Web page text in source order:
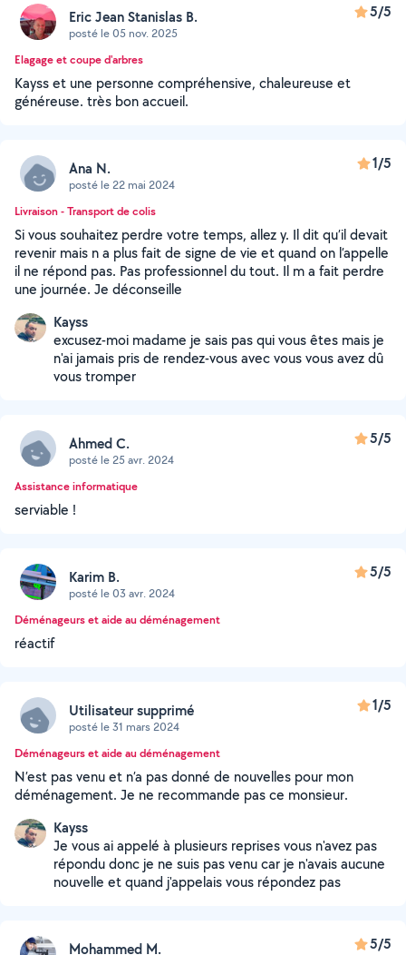
Eric Jean Stanislas B.
posté le 05 nov. 2025
5/5
Elagage et coupe d'arbres
Kayss et une personne compréhensive, chaleureuse et
généreuse. très bon accueil.
Ana N.
posté le 22 mai 2024
1/5
Livraison - Transport de colis
Si vous souhaitez perdre votre temps, allez y. Il dit qu’il devait
revenir mais n a plus fait de signe de vie et quand on l’appelle
il ne répond pas. Pas professionnel du tout. Il m a fait perdre
une journée. Je déconseille
Kayss
excusez-moi madame je sais pas qui vous êtes mais je
n'ai jamais pris de rendez-vous avec vous vous avez dû
vous tromper
Ahmed C.
posté le 25 avr. 2024
5/5
Assistance informatique
serviable !
Karim B.
posté le 03 avr. 2024
5/5
Déménageurs et aide au déménagement
réactif
Utilisateur supprimé
posté le 31 mars 2024
1/5
Déménageurs et aide au déménagement
N’est pas venu et n’a pas donné de nouvelles pour mon
déménagement. Je ne recommande pas ce monsieur.
Kayss
Je vous ai appelé à plusieurs reprises vous n'avez pas
répondu donc je ne suis pas venu car je n'avais aucune
nouvelle et quand j'appelais vous répondez pas
Mohammed M. 5/5